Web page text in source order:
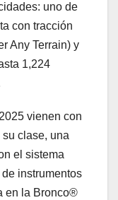
uno de
con tracción
Any Terrain) y
1,224
vienen con
clase, una
el sistema
instrumentos
en la Bronco®